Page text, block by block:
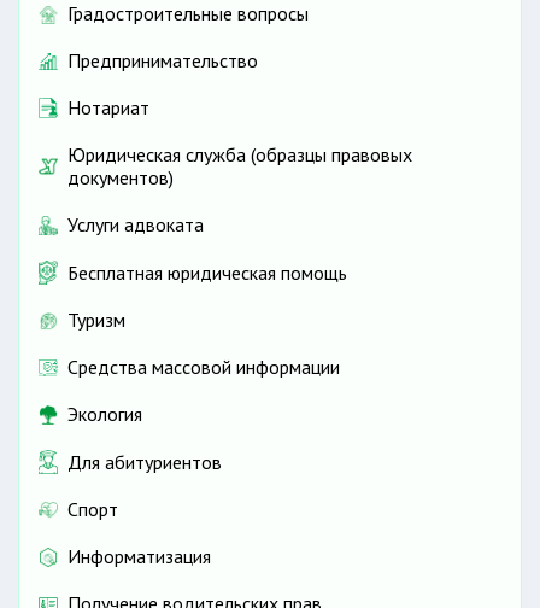
Градостроительные вопросы
Предпринимательство
Нотариат
Юридическая служба (образцы правовых
документов)
Услуги адвоката
Бесплатная юридическая помощь
Туризм
Средства массовой информации
Экология
Для абитуриентов
Спорт
Информатизация